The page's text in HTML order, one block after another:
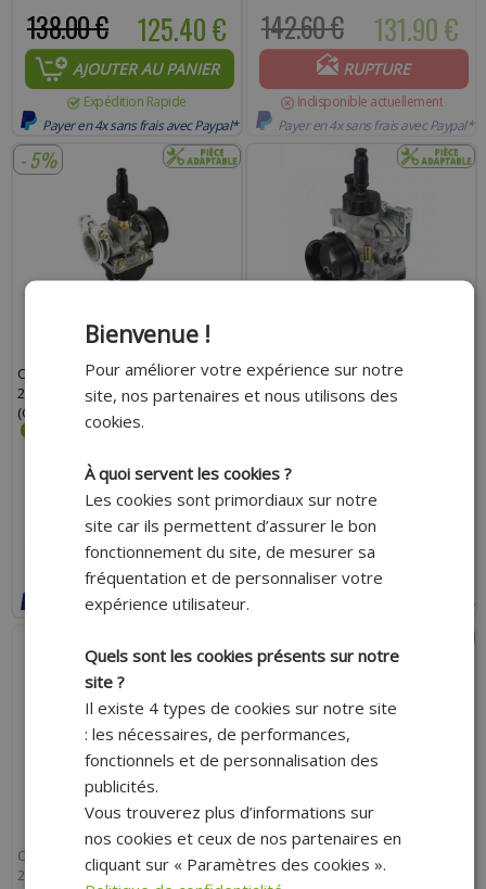
125.40 €
138.00 €
AJOUTER AU PANIER
Expédition Rapide
Payer en 4x sans frais avec Paypal*
131.90 €
142.60 €
RUPTURE
Indisponible actuellement
Payer en 4x sans frais avec Paypal*
- 5%
CARBURATEUR DELLORTO PHBG
21 CS MONTAGE RIGIDE
(GRAISSAGE) STARTER TIRETTE
132.10 €
139.00 €
AJOUTER AU PANIER
Expédition Rapide
Payer en 4x sans frais avec Paypal*
CARBURATEUR DELLORTO PHBG
21 CS MONTAGE RIGIDE AVEC
112.20 €
AJOUTER AU PANIER
Expédition Rapide
CARBURATEUR DELLORTO PHBG
21 DS (MONTAGE SOUPLE - AVEC
- 15%
CARBURATEUR DELLORTO PHBG
21 DS RACING (MONTAGE
Bienvenue !
Pour améliorer votre expérience sur notre
site, nos partenaires et nous utilisons des
cookies.
À quoi servent les cookies ?
Les cookies sont primordiaux sur notre
site car ils permettent d’assurer le bon
fonctionnement du site, de mesurer sa
fréquentation et de personnaliser votre
expérience utilisateur.
Quels sont les cookies présents sur notre
site ?
Il existe 4 types de cookies sur notre site
: les nécessaires, de performances,
fonctionnels et de personnalisation des
publicités.
Vous trouverez plus d’informations sur
nos cookies et ceux de nos partenaires en
cliquant sur « Paramètres des cookies ».